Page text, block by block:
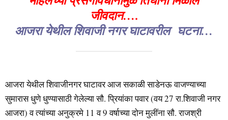
जीवदान….
आजरा येथील शिवाजी नगर घाटावरील घटना…
आजरा येथील शिवाजीनगर घाटावर आज सकाळी साडेनऊ वाजण्याच्या
सुमारास धुणे धुण्यासाठी गेलेल्या सौ. प्रियांका पवार (वय 27 रा.शिवाजी नगर
आजरा) व त्यांच्या अनुक्रमे 11 व 9 वर्षाच्या दोन मुलींना सौ. राजश्री